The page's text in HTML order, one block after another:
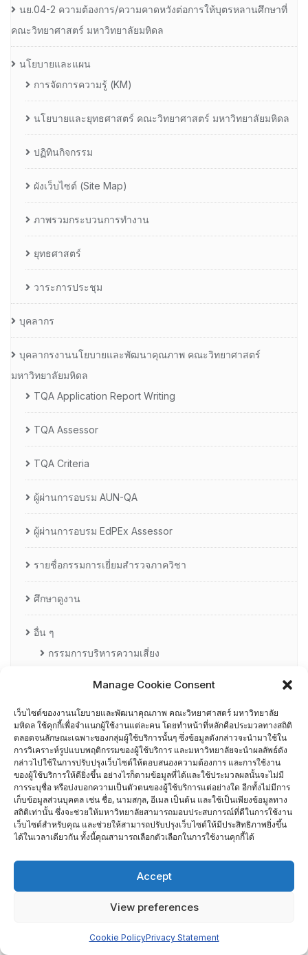
Manage Cookie Consent
เว็บไซต์ของงานนโยบายและพัฒนาคุณภาพ คณะวิทยาศาสตร์ มหาวิทยาลัย
มหิดล ใช้คุกกี้เพื่อจำแนกผู้ใช้งานแต่ละคน โดยทำหน้าที่หลักคือประมวลทางสถิติ
ตลอดจนลักษณะเฉพาะของกลุ่มผู้ใช้บริการนั้นๆ ซึ่งข้อมูลดังกล่าวจะนำมาใช้ใน
การวิเคราะห์รูปแบบพฤติกรรมของผู้ใช้บริการ และมหาวิทยาลัยจะนำผลลัพธ์ดัง
กล่าวไปใช้ในการปรับปรุงเว็บไซต์ให้ตอบสนองความต้องการ และการใช้งาน
ของผู้ใช้บริการให้ดียิ่งขึ้น อย่างไรก็ตามข้อมูลที่ได้และใช้ประมวลผลนั้นจะไม่มี
การระบุชื่อ หรือบ่งบอกความเป็นตัวตนของผู้ใช้บริการแต่อย่างใด อีกทั้งไม่มีการ
เก็บข้อมูลส่วนบุคคล เช่น ชื่อ, นามสกุล, อีเมล เป็นต้น และใช้เป็นเพียงข้อมูลทาง
สถิติเท่านั้น ซึ่งจะช่วยให้มหาวิทยาลัยสามารถมอบประสบการณ์ที่ดีในการใช้งาน
เว็บไซต์สำหรับคุณ และช่วยให้สามารถปรับปรุงเว็บไซต์ให้มีประสิทธิภาพยิ่งขึ้น
ได้ในเวลาเดียวกัน ทั้งนี้คุณสามารถเลือกตัวเลือกในการใช้งานคุกกี้ได้
Accept
View preferences
Cookie PolicyPrivacy Statement
นย.04-2 ความต้องการ/ความคาดหวังต่อการให้บุตรหลานศึกษาที่
คณะวิทยาศาสตร์ มหาวิทยาลัยมหิดล
นโยบายและแผน
การจัดการความรู้ (KM)
นโยบายและยุทธศาสตร์ คณะวิทยาศาสตร์ มหาวิทยาลัยมหิดล
ปฏิทินกิจกรรม
ผังเว็บไซต์ (Site Map)
ภาพรวมกระบวนการทำงาน
ยุทธศาสตร์
วาระการประชุม
บุคลากร
บุคลากรงานนโยบายและพัฒนาคุณภาพ คณะวิทยาศาสตร์
มหาวิทยาลัยมหิดล
TQA Application Report Writing
TQA Assessor
TQA Criteria
ผู้ผ่านการอบรม AUN-QA
ผู้ผ่านการอบรม EdPEx Assessor
รายชื่อกรรมการเยี่ยมสำรวจภาควิชา
ศึกษาดูงาน
อื่น ๆ
กรรมการบริหารความเสี่ยง
การอบรมพัฒนาหัวหน้าภาควิชา (HDP)
คณะกรรมการรับเรื่องร้องเรียน
คณะผู้บริหารคณะวิทยาศาสตร์ ที่ผ่านการอบรมด้านพัฒนา
คุณภาพ
คณะผู้บริหารคณะวิทยาศาสตร์ ปี 2558- 2562
ผู้ตรวจประเมิน MUQD
ประกันคุณภาพภายนอก